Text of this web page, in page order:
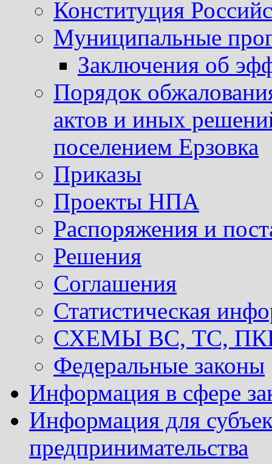
Конституция
Муниципальные
Заключения об
Порядок
актов и иных
поселением Ерзовка
Приказы
Проекты НПА
Распоряжения и
Решения
Соглашения
Статистическая
СХЕМЫ ВС, ТС, ПКР
Федеральные законы
Информация в сфере
Информация для
предпринимательства